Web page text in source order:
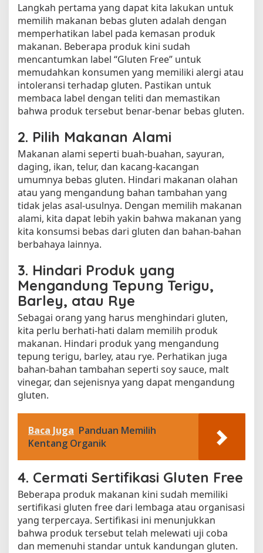
Langkah pertama yang dapat kita lakukan untuk
memilih makanan bebas gluten adalah dengan
memperhatikan label pada kemasan produk
makanan. Beberapa produk kini sudah
mencantumkan label “Gluten Free” untuk
memudahkan konsumen yang memiliki alergi atau
intoleransi terhadap gluten. Pastikan untuk
membaca label dengan teliti dan memastikan
bahwa produk tersebut benar-benar bebas gluten.
2. Pilih Makanan Alami
Makanan alami seperti buah-buahan, sayuran,
daging, ikan, telur, dan kacang-kacangan
umumnya bebas gluten. Hindari makanan olahan
atau yang mengandung bahan tambahan yang
tidak jelas asal-usulnya. Dengan memilih makanan
alami, kita dapat lebih yakin bahwa makanan yang
kita konsumsi bebas dari gluten dan bahan-bahan
berbahaya lainnya.
3. Hindari Produk yang
Mengandung Tepung Terigu,
Barley, atau Rye
Sebagai orang yang harus menghindari gluten,
kita perlu berhati-hati dalam memilih produk
makanan. Hindari produk yang mengandung
tepung terigu, barley, atau rye. Perhatikan juga
bahan-bahan tambahan seperti soy sauce, malt
vinegar, dan sejenisnya yang dapat mengandung
gluten.
Baca Juga Panduan Memilih
Kentang Organik
4. Cermati Sertifikasi Gluten Free
Beberapa produk makanan kini sudah memiliki
sertifikasi gluten free dari lembaga atau organisasi
yang terpercaya. Sertifikasi ini menunjukkan
bahwa produk tersebut telah melewati uji coba
dan memenuhi standar untuk kandungan gluten.